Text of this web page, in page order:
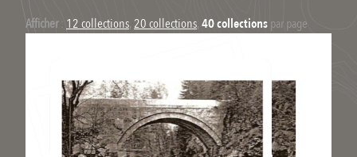
Afficher: 12 collections,20 collections,40 collectionspar page